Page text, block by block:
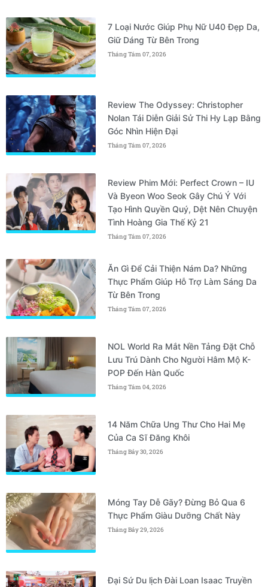
7 Loại Nước Giúp Phụ Nữ U40 Đẹp Da,
Giữ Dáng Từ Bên Trong
Tháng Tám 07, 2026
Review The Odyssey: Christopher
Nolan Tái Diễn Giải Sử Thi Hy Lạp Bằng
Góc Nhìn Hiện Đại
Tháng Tám 07, 2026
Review Phim Mới: Perfect Crown – IU
Và Byeon Woo Seok Gây Chú Ý Với
Tạo Hình Quyền Quý, Dệt Nên Chuyện
Tình Hoàng Gia Thế Kỷ 21
Tháng Tám 07, 2026
Ăn Gì Để Cải Thiện Nám Da? Những
Thực Phẩm Giúp Hỗ Trợ Làm Sáng Da
Từ Bên Trong
Tháng Tám 07, 2026
NOL World Ra Mắt Nền Tảng Đặt Chỗ
Lưu Trú Dành Cho Người Hâm Mộ K-
POP Đến Hàn Quốc
Tháng Tám 04, 2026
14 Năm Chữa Ung Thư Cho Hai Mẹ
Của Ca Sĩ Đăng Khôi
Tháng Bảy 30, 2026
Móng Tay Dễ Gãy? Đừng Bỏ Qua 6
Thực Phẩm Giàu Dưỡng Chất Này
Tháng Bảy 29, 2026
Đại Sứ Du lịch Đài Loan Isaac Truyền